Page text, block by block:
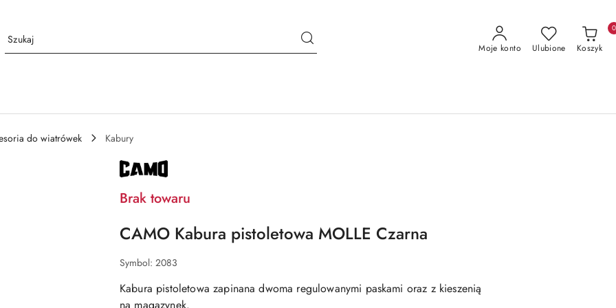
Moje konto Ulubione Koszyk
0
do wiatrówek
Kabury
NAZWA
PRODUCENTA:
Brak towaru
CAMO Kabura pistoletowa MOLLE Czarna
Symbol: 2083
Kabura pistoletowa zapinana dwoma regulowanymi paskami oraz z kieszenią
na magazynek.